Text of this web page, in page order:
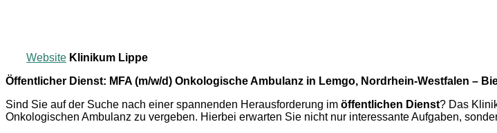
Website Klinikum Lippe
Öffentlicher Dienst: MFA (m/w/d) Onkologische Ambulanz in Lemgo, Nordrhein-Westfalen –
Sind Sie auf der Suche nach einer spannenden Herausforderung im öffentlichen Dienst? Das
Onkologischen Ambulanz zu vergeben. Hierbei erwarten Sie nicht nur interessante Aufgaben,